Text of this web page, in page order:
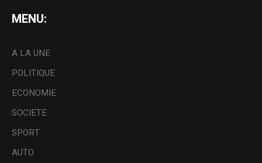
MENU:
A LA UNE
POLITIQUE
ECONOMIE
SOCIETE
SPORT
AUTO